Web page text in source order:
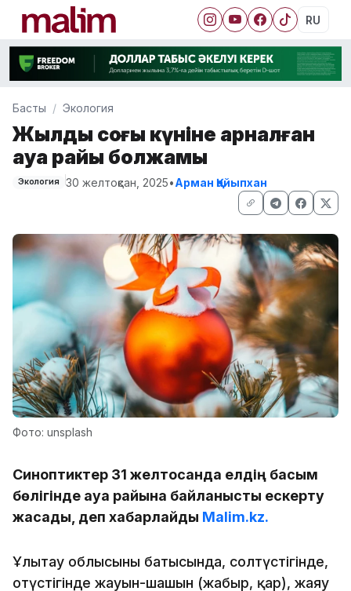
RU
Басты Экология
Жылдың соңғы күніне арналған
ауа райы болжамы
Экология 30 желтоқсан, 2025•Арман Қайыпхан
Фото: unsplash
Синоптиктер 31 желтоқсанда елдің басым
бөлігінде ауа райына байланысты ескерту
жасады, деп хабарлайды Malim.kz.
Ұлытау облысының батысында, солтүстігінде,
оңтүстігінде жауын-шашын (жаңбыр, қар), жаяу